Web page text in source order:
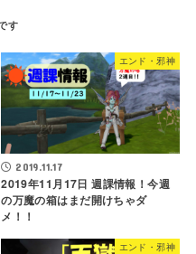
エンド・邪神
2019.11.17
2019年11月17日 週課情報！今週
の万魔の箱はまだ開けちゃダ
メ！！
エンド・邪神